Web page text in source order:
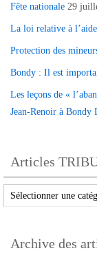
Fête nationale 29
La loi relative à
Protection des
Bondy : Il est
Les leçons de «
Jean-Renoir à Bondy
Articles
Articles
TRIBUNE
parArchive des